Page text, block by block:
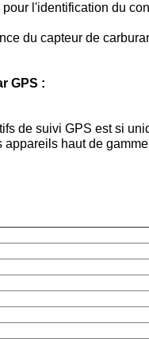
l'identification du
du capteur de
GPS :
de suivi GPS est si
haut de